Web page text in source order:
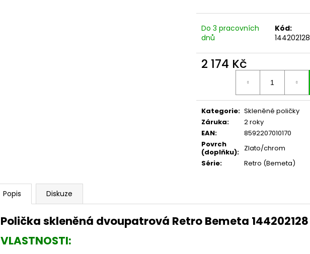
Do 3 pracovních
dnů
Kód:
144202128
2 174 Kč
Kategorie: Skleněné poličky
Záruka:
2 roky
EAN:
8592207010170
Povrch
(doplňku): Zlato/chrom
Série: Retro (Bemeta)
Popis Diskuze
Polička skleněná dvoupatrová Retro Bemeta 144202128
VLASTNOSTI: